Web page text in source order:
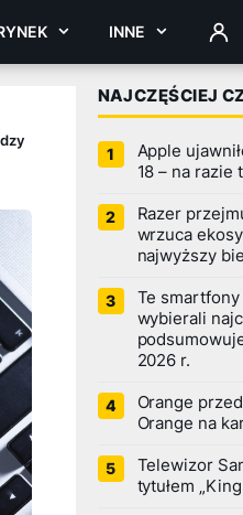
INNE
NAJCZĘŚCIEJ
Apple
18 – na razie
Razer
wrzuca
najwyższy
Te
wybierali
2026 r.
Orange
Orange na
Telewizor
tytułem